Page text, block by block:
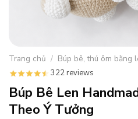
Trang chủ / Búp bê, thú ôm bằng
322 reviews
Búp Bê Len
Theo Ý Tưởng